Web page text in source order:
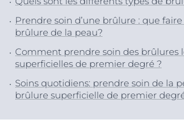
Prendre soin d’une brûlure : que
brûlure de la peau?
Comment prendre soin des brûlures
superficielles de premier degré ?
Soins quotidiens: prendre soin de la
brûlure superficielle de premier